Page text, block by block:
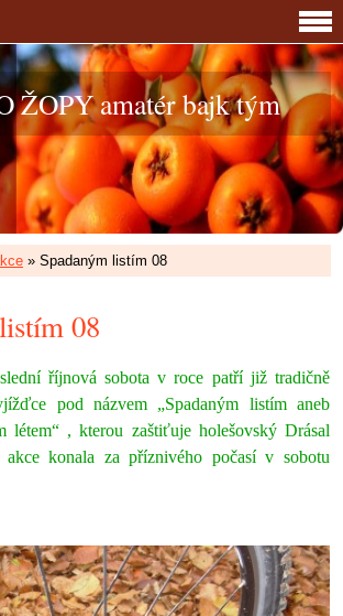
ŽOPY amatér bajk tým
» Spadaným listím 08
08
říjnová sobota v roce patří již tradičně
pod názvem „Spadaným listím aneb
létem“ , kterou zaštiťuje holešovský Drásal
konala za příznivého počasí v sobotu